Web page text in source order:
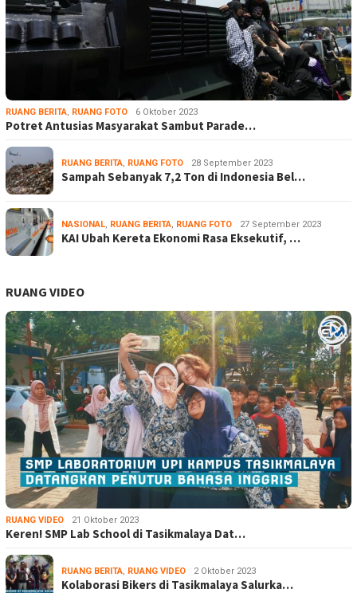
RUANG BERITA RUANG FOTO 6 Oktober 2023
Potret Antusias Masyarakat Sambut Parade…
RUANG BERITA RUANG FOTO 28 September 2023
Sampah Sebanyak 7,2 Ton di Indonesia Bel…
NASIONAL RUANG BERITA RUANG FOTO 27 September 2023
KAI Ubah Kereta Ekonomi Rasa Eksekutif, …
RUANG VIDEO
RUANG VIDEO 21 Oktober 2023
Keren! SMP Lab School di Tasikmalaya Dat…
RUANG BERITA RUANG VIDEO 2 Oktober 2023
Kolaborasi Bikers di Tasikmalaya Salurka…